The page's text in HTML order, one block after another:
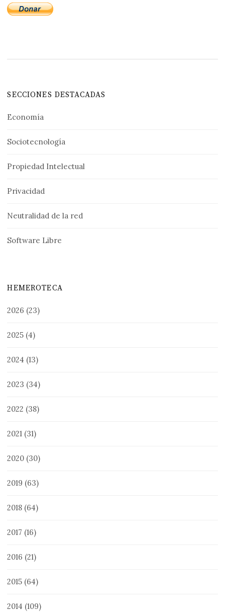
SECCIONES DESTACADAS
Economía
Sociotecnología
Propiedad Intelectual
Privacidad
Neutralidad de la red
Software Libre
HEMEROTECA
2026 (23)
2025 (4)
2024 (13)
2023 (34)
2022 (38)
2021 (31)
2020 (30)
2019 (63)
2018 (64)
2017 (16)
2016 (21)
2015 (64)
2014 (109)